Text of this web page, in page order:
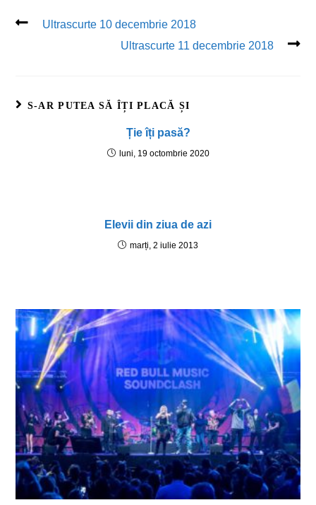
Ultrascurte 10 decembrie 2018
Ultrascurte 11 decembrie 2018
S-AR PUTEA SĂ ÎȚI PLACĂ ȘI
Ție îți pasă?
luni, 19 octombrie 2020
Elevii din ziua de azi
marți, 2 iulie 2013